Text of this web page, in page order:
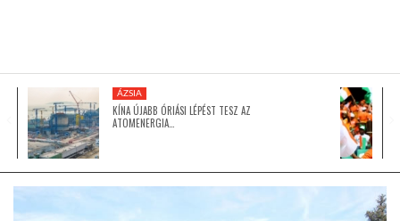
GLOBOTV BP
HÍR3D
ÁZSIA
KÍNA ÚJABB ÓRIÁSI LÉPÉST TESZ AZ
ATOMENERGIA…